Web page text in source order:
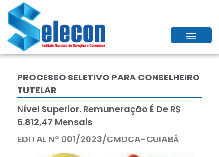
PROCESSO SELETIVO PARA CONSELHEIRO
TUTELAR
Nível Superior. Remuneração É De R$
6.812,47 Mensais
EDITAL Nº 001/2023/CMDCA-CUIABÁ